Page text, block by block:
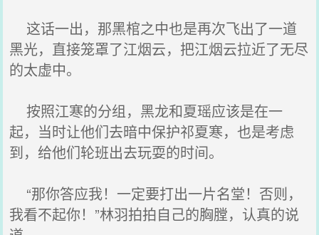
这话一出，那黑棺之中也是再次飞出了一道
黑光，直接笼罩了江烟云，把江烟云拉近了无尽
的太虚中。
按照江寒的分组，黑龙和夏瑶应该是在一
起，当时让他们去暗中保护祁夏寒，也是考虑
到，给他们轮班出去玩耍的时间。
“那你答应我！一定要打出一片名堂！否则，
我看不起你！”林羽拍拍自己的胸膛，认真的说